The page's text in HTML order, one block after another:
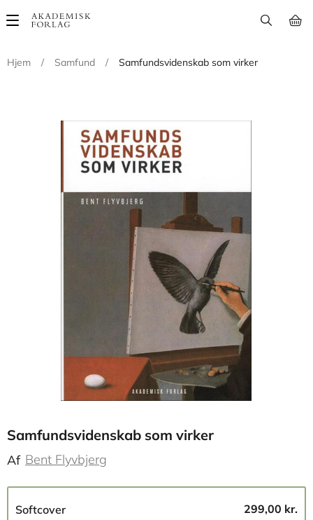
Main
Hjem
/ Samfund / Samfundsvidenskab som virker
Samfundsvidenskab som virker
Af Bent Flyvbjerg
Softcover 299,00 kr.